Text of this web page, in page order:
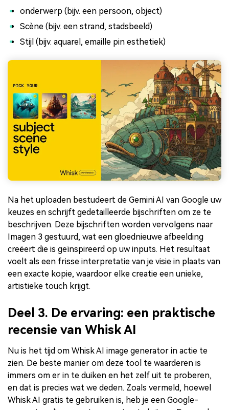
onderwerp (bijv. een persoon, object)
Scène (bijv. een strand, stadsbeeld)
Stijl (bijv. aquarel, emaille pin esthetiek)
Na het uploaden bestudeert de Gemini AI van Google uw
keuzes en schrijft gedetailleerde bijschriften om ze te
beschrijven. Deze bijschriften worden vervolgens naar
Imagen 3 gestuurd, wat een gloednieuwe afbeelding
creëert die is geïnspireerd op uw inputs. Het resultaat
voelt als een frisse interpretatie van je visie in plaats van
een exacte kopie, waardoor elke creatie een unieke,
artistieke touch krijgt.
Deel 3. De ervaring: een praktische
recensie van Whisk AI
Nu is het tijd om Whisk AI image generator in actie te
zien. De beste manier om deze tool te waarderen is
immers om er in te duiken en het zelf uit te proberen,
en dat is precies wat we deden. Zoals vermeld, hoewel
Whisk AI gratis te gebruiken is, heb je een Google-